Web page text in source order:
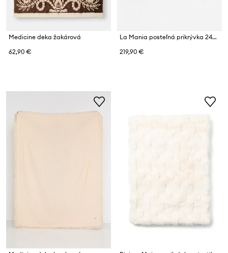
Medicine deka žakárová
62,90 €
La Mania posteľná prikrývka 240 x 220 cm
219,90 €